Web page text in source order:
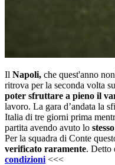
Il Napoli, che quest'anno
ritrova per la seconda volta
poter sfruttare a pieno il
lavoro. La gara d’andata la
Italia di tre giorni prima
partita avendo avuto lo
Per la squadra di Conte
verificato raramente. Detto
condizioni <<<